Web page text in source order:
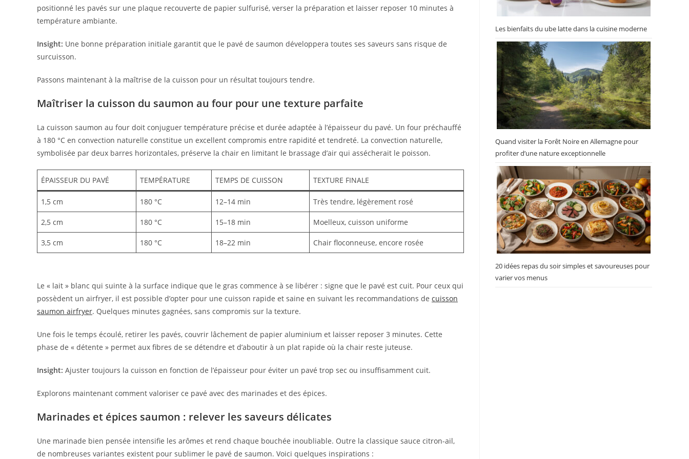
positionné les pavés sur une plaque recouverte de papier sulfurisé, verser la préparation et laisser reposer 10 minutes à
température ambiante.
Insight: Une bonne préparation initiale garantit que le pavé de saumon développera toutes ses saveurs sans risque de
surcuisson.
Passons maintenant à la maîtrise de la cuisson pour un résultat toujours tendre.
Maîtriser la cuisson du saumon au four pour une texture parfaite
La cuisson saumon au four doit conjuguer température précise et durée adaptée à l’épaisseur du pavé. Un four préchauffé
à 180 °C en convection naturelle constitue un excellent compromis entre rapidité et tendreté. La convection naturelle,
symbolisée par deux barres horizontales, préserve la chair en limitant le brassage d’air qui assécherait le poisson.
ÉPAISSEUR DU PAVÉ TEMPÉRATURE TEMPS DE CUISSON TEXTURE FINALE
1,5 cm 180 °C 12–14 min Très tendre, légèrement rosé
2,5 cm 180 °C 15–18 min Moelleux, cuisson uniforme
3,5 cm 180 °C 18–22 min Chair floconneuse, encore rosée
Le « lait » blanc qui suinte à la surface indique que le gras commence à se libérer : signe que le pavé est cuit. Pour ceux qui
possèdent un airfryer, il est possible d’opter pour une cuisson rapide et saine en suivant les recommandations de cuisson
saumon airfryer. Quelques minutes gagnées, sans compromis sur la texture.
Une fois le temps écoulé, retirer les pavés, couvrir lâchement de papier aluminium et laisser reposer 3 minutes. Cette
phase de « détente » permet aux fibres de se détendre et d’aboutir à un plat rapide où la chair reste juteuse.
Insight: Ajuster toujours la cuisson en fonction de l’épaisseur pour éviter un pavé trop sec ou insuffisamment cuit.
Explorons maintenant comment valoriser ce pavé avec des marinades et des épices.
Marinades et épices saumon : relever les saveurs délicates
Une marinade bien pensée intensifie les arômes et rend chaque bouchée inoubliable. Outre la classique sauce citron-ail,
de nombreuses variantes existent pour sublimer le pavé de saumon. Voici quelques inspirations :
Les bienfaits du ube latte dans la cuisine moderne
Quand visiter la Forêt Noire en Allemagne pour
profiter d’une nature exceptionnelle
20 idées repas du soir simples et savoureuses pour
varier vos menus